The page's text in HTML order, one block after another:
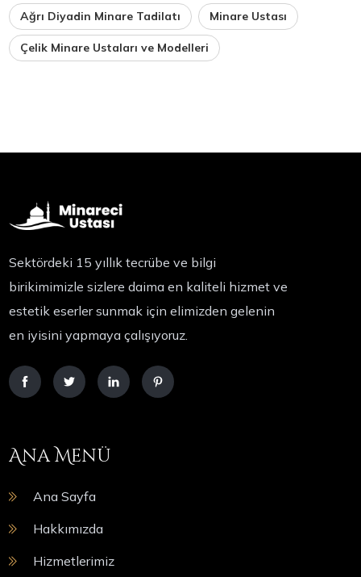
Ağrı Diyadin Minare Tadilatı Minare Ustası
Çelik Minare Ustaları ve Modelleri
Sektördeki 15 yıllık tecrübe ve bilgi
birikimimizle sizlere daima en kaliteli hizmet ve
estetik eserler sunmak için elimizden gelenin
en iyisini yapmaya çalışıyoruz.
Ana Menü
Ana Sayfa
Hakkımızda
Hizmetlerimiz